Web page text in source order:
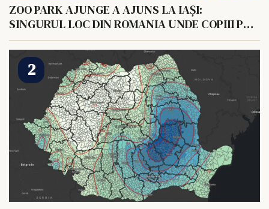
ZOO PARK AJUNGE A AJUNS LA IAȘI:
SINGURUL LOC DIN ROMANIA UNDE COPIII POT
HRANI UN ELEFANT